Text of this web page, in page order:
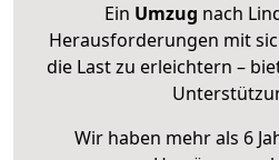
Ein Umzug nach
Herausforderungen mit
die Last zu erleichtern –
Wir haben mehr als 6